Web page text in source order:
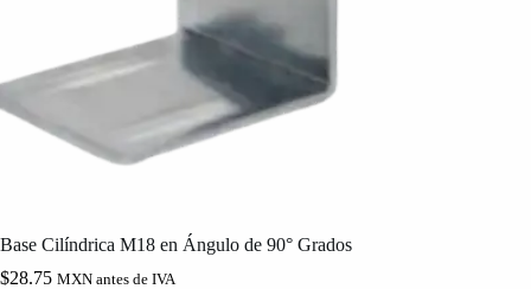
Base Cilíndrica M18 en Ángulo de 90° Grados
$28.75 MXN antes de IVA